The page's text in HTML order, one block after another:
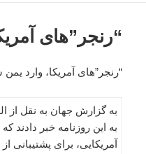
“رنجر”های
“رنجر”های آمریکا، وارد یمن
به گزارش جهان به نقل از
آمریکایی، برای پشتیبانی